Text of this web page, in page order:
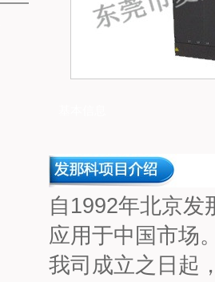
自1992年北京发
应用于中国市场
我司成立之日起